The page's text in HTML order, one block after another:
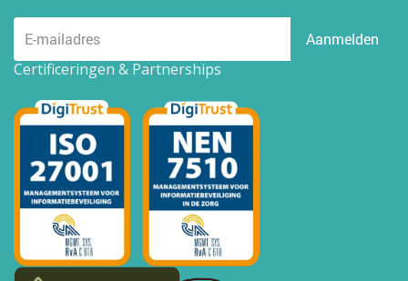
Aanmelden
Certificeringen & Partnerships